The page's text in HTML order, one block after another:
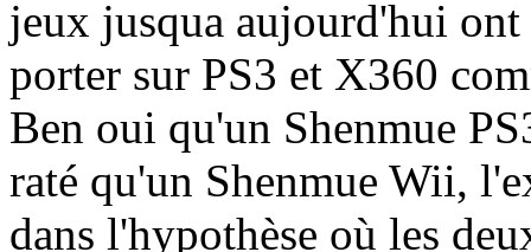
jeux jusqua aujourd'hui
porter sur PS3 et X360
Ben oui qu'un Shenmue
raté qu'un Shenmue Wii,
dans l'hypothèse où les